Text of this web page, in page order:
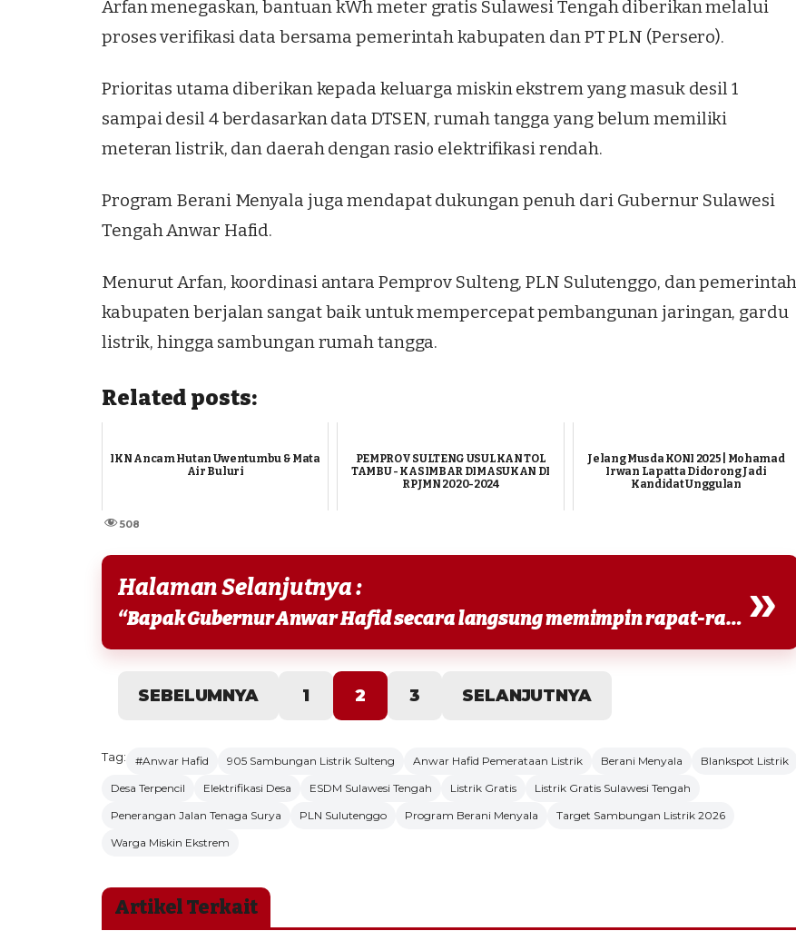
Arfan menegaskan, bantuan kWh meter gratis Sulawesi Tengah diberikan melalui
proses verifikasi data bersama pemerintah kabupaten dan PT PLN (Persero).
Prioritas utama diberikan kepada keluarga miskin ekstrem yang masuk desil 1
sampai desil 4 berdasarkan data DTSEN, rumah tangga yang belum memiliki
meteran listrik, dan daerah dengan rasio elektrifikasi rendah.
Program Berani Menyala juga mendapat dukungan penuh dari Gubernur Sulawesi
Tengah Anwar Hafid.
Menurut Arfan, koordinasi antara Pemprov Sulteng,PLN Sulutenggo, dan pemerintah
kabupaten berjalan sangat baik untuk mempercepat pembangunan jaringan, gardu
listrik, hingga sambungan rumah tangga.
Related posts:
IKN Ancam Hutan Uwentumbu & Mata
Air Buluri
PEMPROV SULTENG USULKAN TOL
TAMBU - KASIMBAR DIMASUKAN DI
RPJMN 2020-2024
Jelang Musda KONI 2025 | Mohamad
Irwan Lapatta Didorong Jadi
Kandidat Unggulan
508
Halaman Selanjutnya :
“Bapak Gubernur Anwar Hafid secara langsung memimpin rapat-rapat strategis dan mendorong sinergi,”... »
SEBELUMNYA 1 2 3 SELANJUTNYA
Tag: #Anwar Hafid 905 Sambungan Listrik Sulteng Anwar Hafid Pemerataan Listrik Berani Menyala
Blankspot Listrik
Desa Terpencil
Elektrifikasi Desa ESDM Sulawesi Tengah Listrik Gratis
Listrik Gratis Sulawesi Tengah
Penerangan Jalan Tenaga Surya
PLN Sulutenggo Program Berani Menyala
Target Sambungan Listrik 2026
Warga Miskin Ekstrem
Artikel Terkait